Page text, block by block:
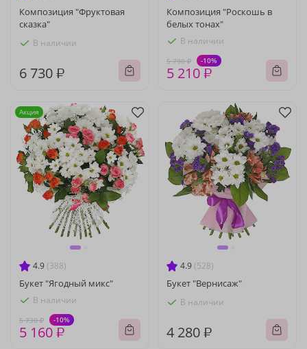
Композиция "Фруктовая
сказка"
В наличии
6 730 ₽
Композиция "Роскошь в
белых тонах"
В наличии
5 790 ₽ -10%
5 210 ₽
4.9 (388)
Букет "Ягодный микс"
В наличии
5 730 ₽ -10%
5 160 ₽
Акция
4.9 (528)
Букет "Вернисаж"
В наличии
4 280 ₽